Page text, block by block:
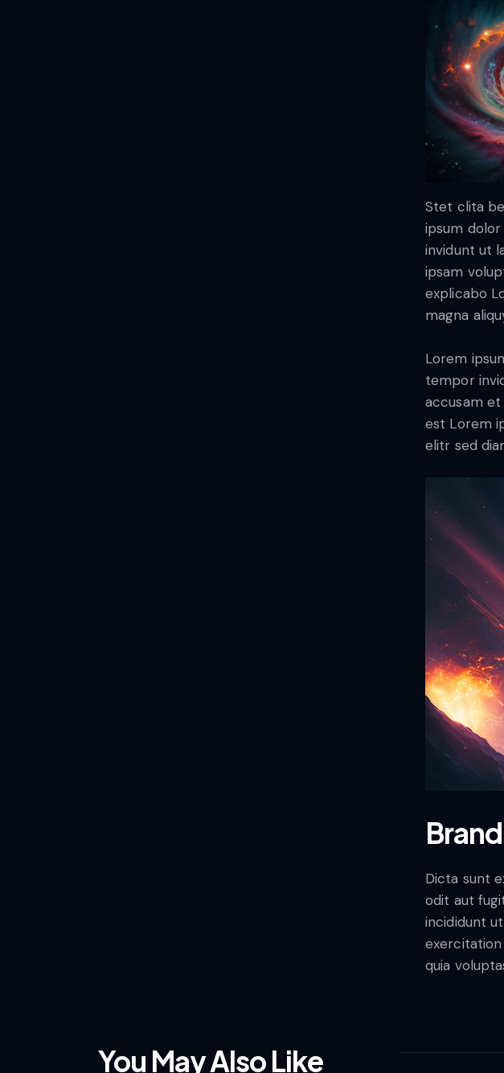
Stet clita
ipsum
invidunt ut
ipsam
explicabo
magna
Lorem
tempor
accusam
est Lorem
elitr sed
Dicta sunt
odit aut
incididunt
quia
You May Also Like